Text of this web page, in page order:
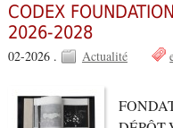
CODEX
2026-2028
02-2026 . Actualité